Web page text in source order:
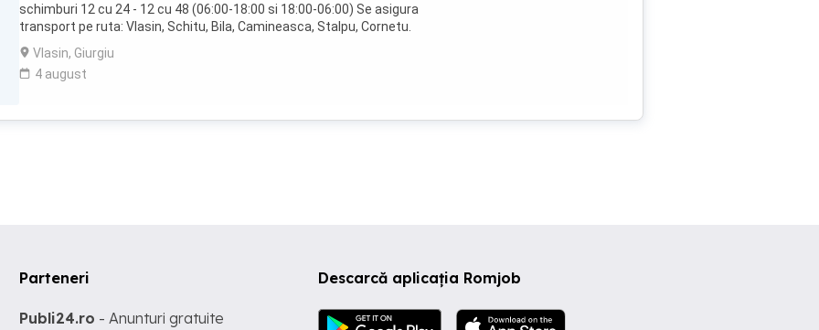
schimburi 12 cu 24 - 12 cu 48 (06:00-18:00 si 18:00-06:00) Se asigura
transport pe ruta: Vlasin, Schitu, Bila, Camineasca, Stalpu, Cornetu.
Detalii la: 0737.466.725
Vlasin, Giurgiu
4 august
Descarcă aplicația Romjob
Parteneri
Publi24.ro - Anunturi gratuite